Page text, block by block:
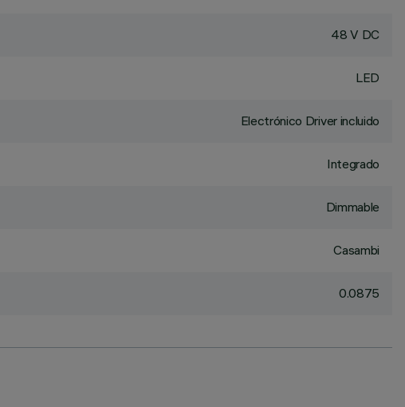
48 V DC
LED
Electrónico Driver incluido
Integrado
Dimmable
Casambi
0.0875